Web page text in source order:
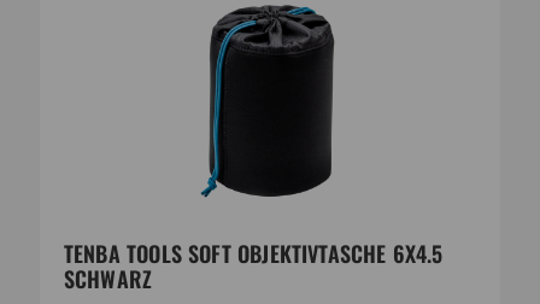
TENBA TOOLS SOFT OBJEKTIVTASCHE 6X4.5
SCHWARZ